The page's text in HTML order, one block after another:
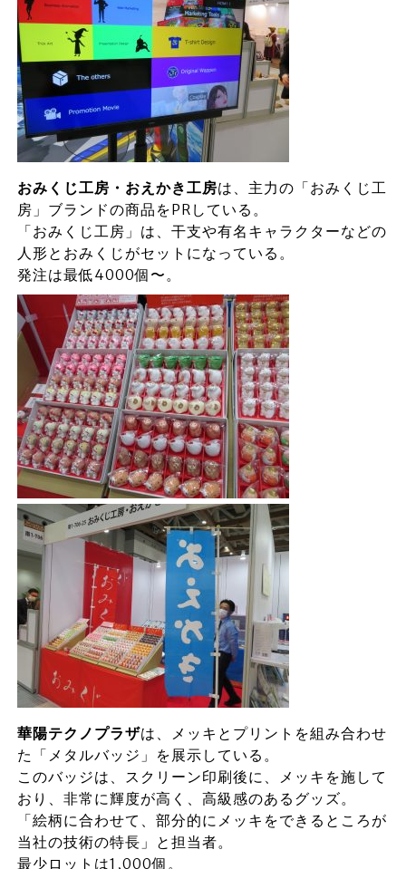
おみくじ工房・おえかき工房は、主力の「おみくじ工
房」ブランドの商品をPRしている。
「おみくじ工房」は、干支や有名キャラクターなどの
人形とおみくじがセットになっている。
発注は最低4000個〜。
華陽テクノプラザは、メッキとプリントを組み合わせ
た「メタルバッジ」を展示している。
このバッジは、スクリーン印刷後に、メッキを施して
おり、非常に輝度が高く、高級感のあるグッズ。
「絵柄に合わせて、部分的にメッキをできるところが
当社の技術の特長」と担当者。
最少ロットは1,000個。